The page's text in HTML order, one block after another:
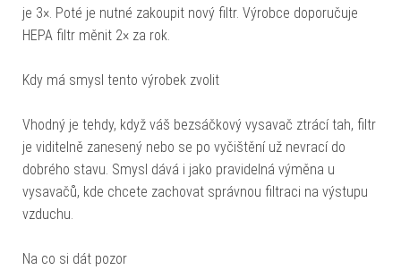
je 3×. Poté je nutné zakoupit nový filtr. Výrobce doporučuje
HEPA filtr měnit 2× za rok.
Kdy má smysl tento výrobek zvolit
Vhodný je tehdy, když váš bezsáčkový vysavač ztrácí tah, filtr
je viditelně zanesený nebo se po vyčištění už nevrací do
dobrého stavu. Smysl dává i jako pravidelná výměna u
vysavačů, kde chcete zachovat správnou filtraci na výstupu
vzduchu.
Na co si dát pozor